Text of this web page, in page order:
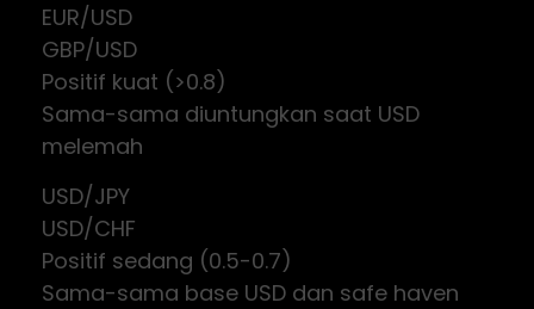
EUR/USD
GBP/USD
Positif kuat (>0.8)
Sama-sama diuntungkan saat USD
melemah
USD/JPY
USD/CHF
Positif sedang (0.5-0.7)
Sama-sama base USD dan safe haven